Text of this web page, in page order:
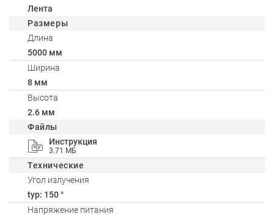
Лента
Размеры
Длина
5000 мм
Ширина
8 мм
Высота
2.6 мм
Файлы
Инструкция
3.71 МБ
Технические
Угол излучения
typ: 150 °
Напряжение питания